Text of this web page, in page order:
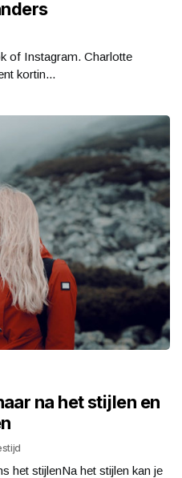
of Instagram. Charlotte
kortin...
na het stijlen en
het stijlenNa het stijlen kan je